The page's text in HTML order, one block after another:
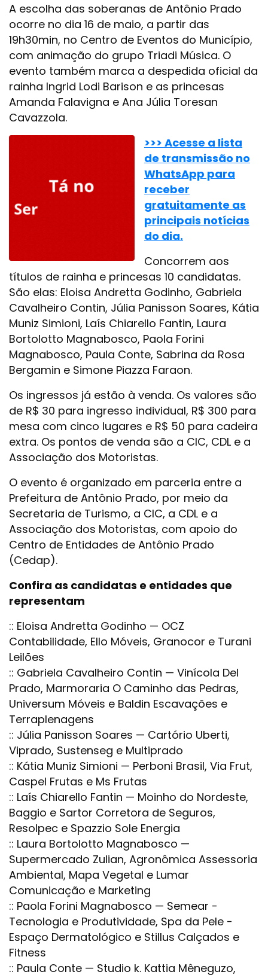
A escolha das soberanas de Antônio Prado
ocorre no dia 16 de maio, a partir das
19h30min, no Centro de Eventos do Município,
com animação do grupo Triadi Música. O
evento também marca a despedida oficial da
rainha Ingrid Lodi Barison e as princesas
Amanda Falavigna e Ana Júlia Toresan
Cavazzola.
>>> Acesse a lista
de transmissão no
WhatsApp para
receber
gratuitamente as
principais notícias
do dia.
Concorrem aos
títulos de rainha e princesas 10 candidatas.
São elas: Eloisa Andretta Godinho, Gabriela
Cavalheiro Contin, Júlia Panisson Soares, Kátia
Muniz Simioni, Laís Chiarello Fantin, Laura
Bortolotto Magnabosco, Paola Forini
Magnabosco, Paula Conte, Sabrina da Rosa
Bergamin e Simone Piazza Faraon.
Os ingressos já estão à venda. Os valores são
de R$ 30 para ingresso individual, R$ 300 para
mesa com cinco lugares e R$ 50 para cadeira
extra. Os pontos de venda são a CIC, CDL e a
Associação dos Motoristas.
O evento é organizado em parceria entre a
Prefeitura de Antônio Prado, por meio da
Secretaria de Turismo, a CIC, a CDL e a
Associação dos Motoristas, com apoio do
Centro de Entidades de Antônio Prado
(Cedap).
Confira as candidatas e entidades que
representam
:: Eloisa Andretta Godinho — OCZ
Contabilidade, Ello Móveis, Granocor e Turani
Leilões
:: Gabriela Cavalheiro Contin — Vinícola Del
Prado, Marmoraria O Caminho das Pedras,
Universum Móveis e Baldin Escavações e
Terraplenagens
:: Júlia Panisson Soares — Cartório Uberti,
Viprado, Sustenseg e Multiprado
:: Kátia Muniz Simioni — Perboni Brasil, Via Frut,
Caspel Frutas e Ms Frutas
:: Laís Chiarello Fantin — Moinho do Nordeste,
Baggio e Sartor Corretora de Seguros,
Resolpec e Spazzio Sole Energia
:: Laura Bortolotto Magnabosco —
Supermercado Zulian, Agronômica Assessoria
Ambiental, Mapa Vegetal e Lumar
Comunicação e Marketing
:: Paola Forini Magnabosco — Semear -
Tecnologia e Produtividade, Spa da Pele -
Espaço Dermatológico e Stillus Calçados e
Fitness
:: Paula Conte — Studio k. Kattia Mêneguzo,